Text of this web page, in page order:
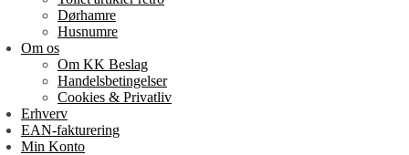
Dørhamre
Husnumre
Om os
Om KK Beslag
Handelsbetingelser
Cookies & Privatliv
Erhverv
EAN-fakturering
Min Konto